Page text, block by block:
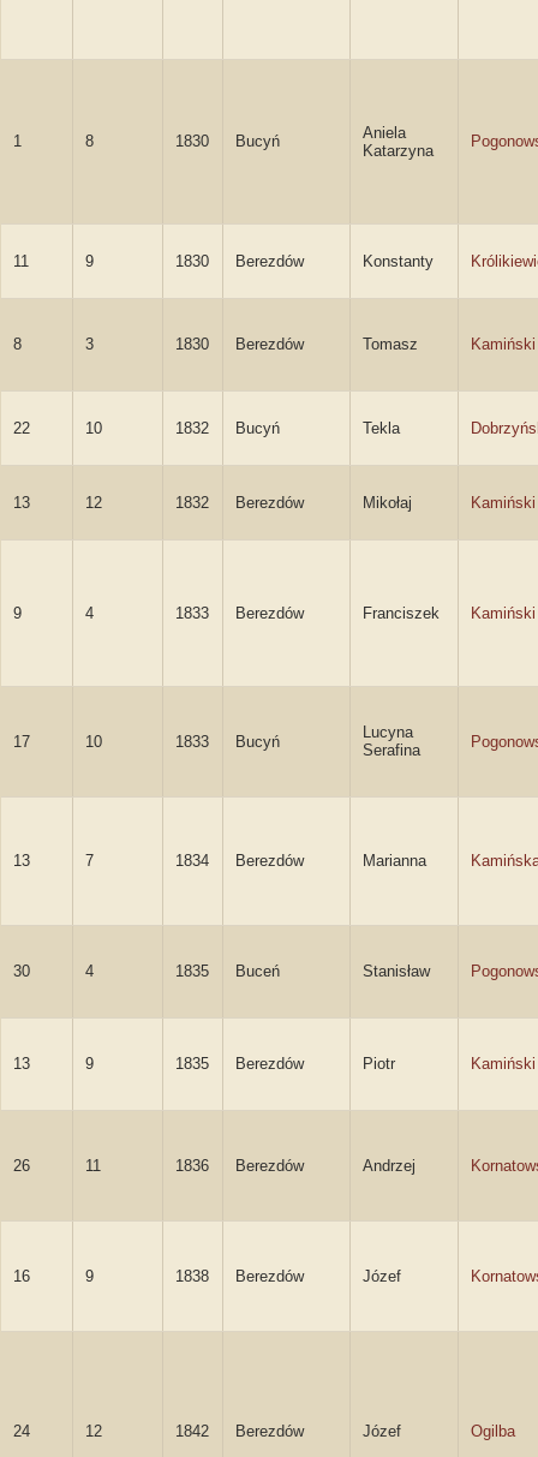
1 8 1830 Bucyń
Aniela
Katarzyna
11 9 1830 Berezdów Konstanty
8 3 1830 Berezdów Tomasz Kamiński
22 10 1832 Bucyń Tekla
13 12 1832 Berezdów Mikołaj Kamiński
9 4 1833 Berezdów Franciszek Kamiński
17 10 1833 Bucyń
Lucyna
Serafina
13 7 1834 Berezdów Marianna
30 4 1835 Buceń Stanisław
13 9 1835 Berezdów Piotr Kamiński
26 11 1836 Berezdów Andrzej
16 9 1838 Berezdów Józef
24 12 1842 Berezdów Józef Ogilba